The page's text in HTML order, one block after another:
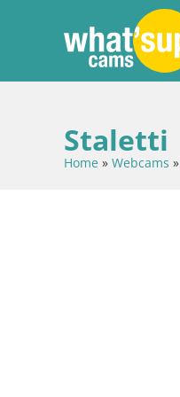
Staletti
Home » Webcams »